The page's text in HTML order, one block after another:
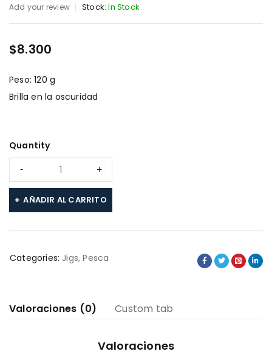
Add your review Stock: In Stock
$8.300
Peso: 120 g
Brilla en la oscuridad
Quantity
AÑADIR AL CARRITO
Categories: Jigs,Pesca
Valoraciones (0) Custom tab
Valoraciones